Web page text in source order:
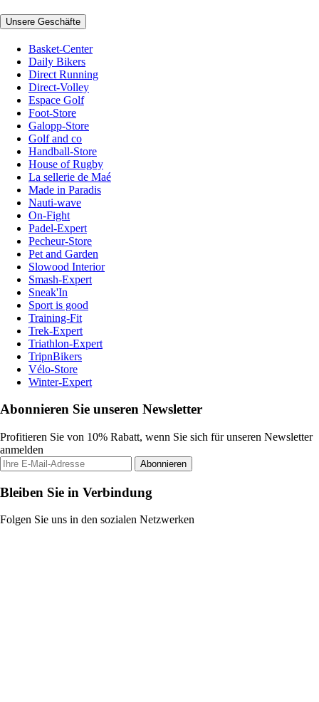
Unsere Geschäfte
Basket-Center
Daily Bikers
Direct Running
Direct-Volley
Espace Golf
Foot-Store
Galopp-Store
Golf and co
Handball-Store
House of Rugby
La sellerie de Maé
Made in Paradis
Nauti-wave
On-Fight
Padel-Expert
Pecheur-Store
Pet and Garden
Slowood Interior
Smash-Expert
Sneak'In
Sport is good
Training-Fit
Trek-Expert
Triathlon-Expert
TripnBikers
Vélo-Store
Winter-Expert
Abonnieren Sie unseren Newsletter
Profitieren Sie von 10% Rabatt, wenn Sie sich für unseren Newsletter
anmelden
Abonnieren
Bleiben Sie in Verbindung
Folgen Sie uns in den sozialen Netzwerken